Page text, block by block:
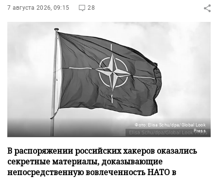
7 августа 2026, 09:15 28
Фото: Elisa Schu/dpa/Global Look
Press
В распоряжении российских хакеров оказались
секретные материалы, доказывающие
непосредственную вовлеченность НАТО в